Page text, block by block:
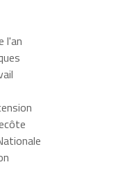
l'an